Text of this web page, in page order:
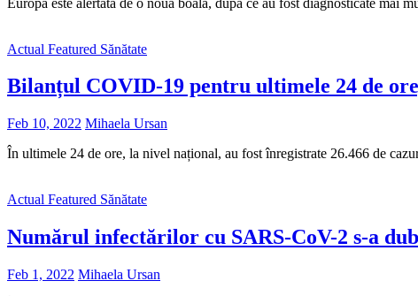
Actual Featured Sănătate
Bilanțul COVID-19 pentru ultimele 24 de
Feb 10, 2022 Mihaela Ursan
În ultimele 24 de ore, la nivel național, au fost înregistrate 26.466 de
Actual Featured Sănătate
Numărul infectărilor cu SARS-CoV-2 s-a
Feb 1, 2022 Mihaela Ursan